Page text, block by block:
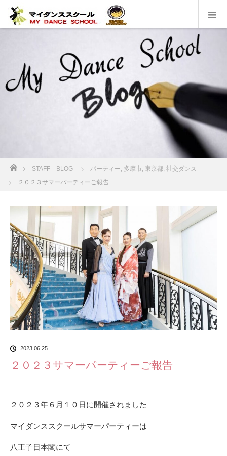
ホーム
STAFF BLOG パーティー, 多摩市, 東京都, 社交ダンス
２０２３サマーパーティーご報告
2023.06.25
２０２３サマーパーティーご報告
２０２３年６月１０日に開催されました
マイダンススクールサマーパーティーは
八王子日本閣にて